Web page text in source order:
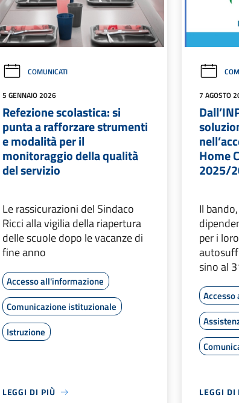
COMUNICATI
5 GENNAIO 2026
Refezione scolastica: si
punta a rafforzare strumenti
e modalità per il
monitoraggio della qualità
del servizio
Le rassicurazioni del Sindaco
Ricci alla vigilia della riapertura
delle scuole dopo le vacanze di
fine anno
Accesso all'informazione
Comunicazione istituzionale
Istruzione
LEGGI DI PIÙ
7 AGOSTO
Home
2025/
Il
per i
sino al
LEGGI DI